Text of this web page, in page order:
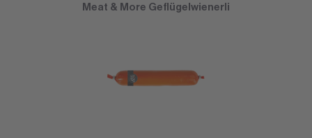
Meat & More Geflügelwienerli